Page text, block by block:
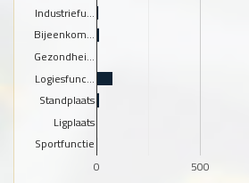
0 500
Industriefu…
Bijeenkom…
Gezondhei…
Logiesfunc…
Standplaats
Ligplaats
Sportfunctie